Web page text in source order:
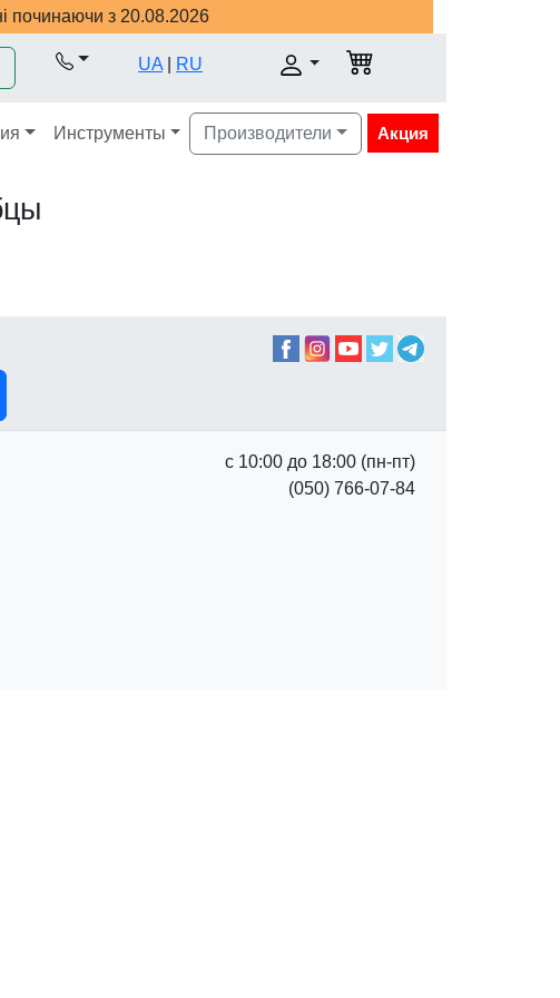
починаючи з 20.08.2026
UA RU
Инструменты Производители Акция
с 10:00 до 18:00 (пн-пт)
(050) 766-07-84